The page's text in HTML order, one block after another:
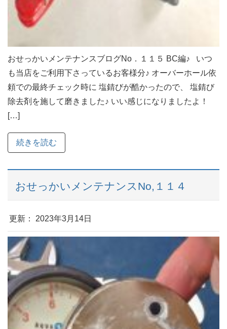
おせっかいメンテナンスブログNo．１１５ BC編♪ いつ
も当店をご利用下さっているお客様分♪ オーバーホール依
頼での最終チェック時に 塩錆びが酷かったので、 塩錆び
除去剤を施して磨きました♪ いい感じになりましたよ！
[…]
続きを読む
おせっかいメンテナンスNo,１１４
更新： 2023年3月14日